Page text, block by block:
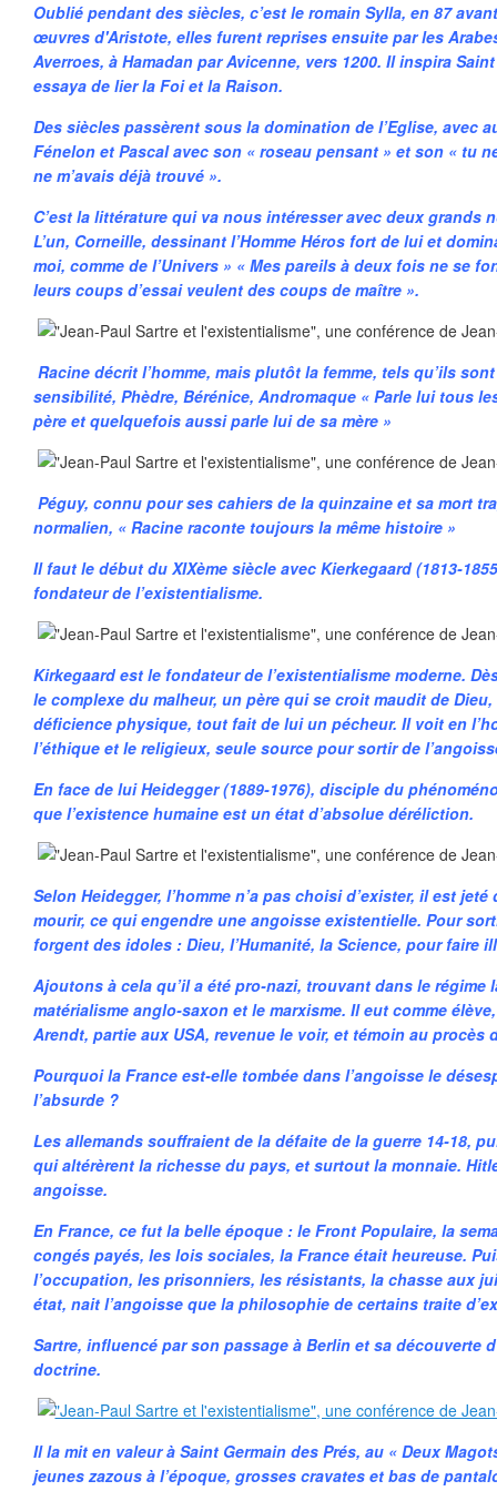
Oublié pendant des siècles, c’est le romain Sylla, en 87
œuvres d'Aristote, elles furent reprises ensuite par les
Averroes, à Hamadan par Avicenne, vers 1200. Il inspira
essaya de lier la Foi et la Raison.
Des siècles passèrent sous la domination de l’Eglise, avec
Fénelon et Pascal avec son « roseau pensant » et son « tu
ne m’avais déjà trouvé ».
C’est la littérature qui va nous intéresser avec deux grands
L’un, Corneille, dessinant l’Homme Héros fort de lui et
moi, comme de l’Univers » « Mes pareils à deux fois ne se
leurs coups d’essai veulent des coups de maître ».
Racine décrit l’homme, mais plutôt la femme, tels qu’ils
sensibilité, Phèdre, Bérénice, Andromaque « Parle lui tous
père et quelquefois aussi parle lui de sa mère »
Péguy, connu pour ses cahiers de la quinzaine et sa mort
normalien, « Racine raconte toujours la même histoire »
Il faut le début du XIXème siècle avec Kierkegaard (1813-
fondateur de l’existentialisme.
Kirkegaard est le fondateur de l’existentialisme moderne.
le complexe du malheur, un père qui se croit maudit de
déficience physique, tout fait de lui un pécheur. Il voit en
l’éthique et le religieux, seule source pour sortir de
En face de lui Heidegger (1889-1976), disciple du
que l’existence humaine est un état d’absolue déréliction.
Selon Heidegger, l’homme n’a pas choisi d’exister, il est
mourir, ce qui engendre une angoisse existentielle. Pour
forgent des idoles : Dieu, l’Humanité, la Science, pour faire
Ajoutons à cela qu’il a été pro-nazi, trouvant dans le régime
matérialisme anglo-saxon et le marxisme. Il eut comme
Arendt, partie aux USA, revenue le voir, et témoin au procès
Pourquoi la France est-elle tombée dans l’angoisse le
l’absurde ?
Les allemands souffraient de la défaite de la guerre 14-18,
qui altérèrent la richesse du pays, et surtout la monnaie.
angoisse.
En France, ce fut la belle époque : le Front Populaire, la
congés payés, les lois sociales, la France était heureuse.
l’occupation, les prisonniers, les résistants, la chasse aux
état, nait l’angoisse que la philosophie de certains traite
Sartre, influencé par son passage à Berlin et sa découverte
doctrine.
Il la mit en valeur à Saint Germain des Prés, au « Deux
jeunes zazous à l’époque, grosses cravates et bas de